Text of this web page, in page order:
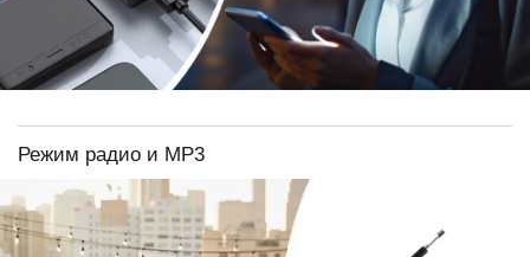
Режим радио и МР3